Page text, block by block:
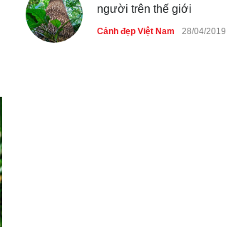
người trên thế giới
Cảnh đẹp Việt Nam 28/04/2019